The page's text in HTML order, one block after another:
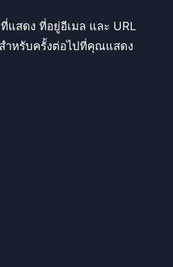
แสดง ที่อยู่อีเมล และ URL
ำหรับครั้งต่อไปที่คุณแสดง